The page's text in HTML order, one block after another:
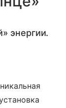
энергии.